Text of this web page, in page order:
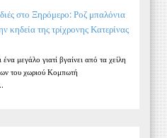
στο Ξηρόμερο: Ροζ μπαλόνια
κηδεία της τρίχρονης Κατερίνας
μεγάλο γιατί βγαίνει από τα χείλη
του χωριού Κομπωτή